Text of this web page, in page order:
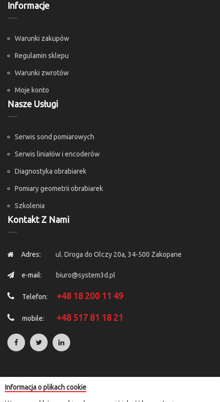
Informacje
Warunki zakupów
Regulamin sklepu
Warunki zwrotów
Moje konto
Nasze Usługi
Serwis sond pomiarowych
Serwis liniałów i encoderów
Diagnostyka obrabiarek
Pomiary geometrii obrabiarek
Szkolenia
Kontakt Z Nami
Adres: ul. Droga do Olczy 20a, 34-500 Zakopane
e-mail: biuro@system3d.pl
Telefon: +48 18 200 11 49
mobile: +48 517 81 18 21
Informacja o plikach cookie